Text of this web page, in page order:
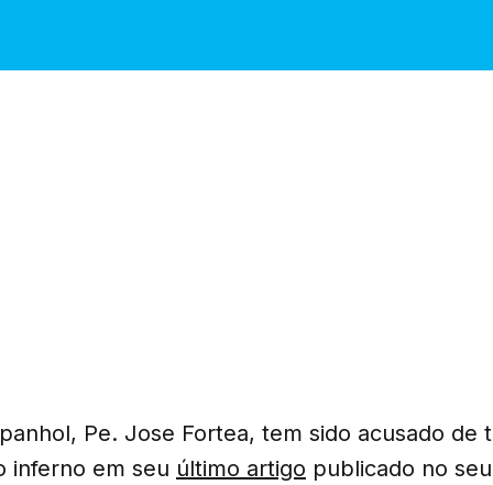
Pe. Jose Fortea, tem sido acusado de
inferno em seu último artigo publicado no